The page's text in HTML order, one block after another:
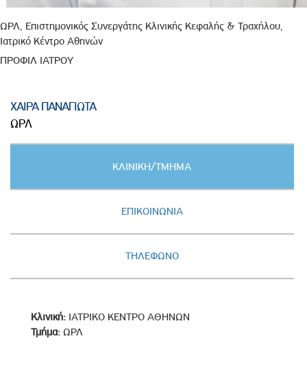
ΩΡΛ, Επιστημονικός Συνεργάτης Κλινικής Κεφαλής & Τραχήλου,
Ιατρικό Κέντρο Αθηνών
ΠΡΟΦΙΛ ΙΑΤΡΟΥ
ΧΑΙΡΑ ΠΑΝΑΓΙΩΤΑ
ΩΡΛ
ΚΛΙΝΙΚΗ/ΤΜΗΜΑ
ΕΠΙΚΟΙΝΩΝΙΑ
ΤΗΛΕΦΩΝΟ
Κλινική: ΙΑΤΡΙΚΟ ΚΕΝΤΡΟ ΑΘΗΝΩΝ
Τμήμα: ΩΡΛ